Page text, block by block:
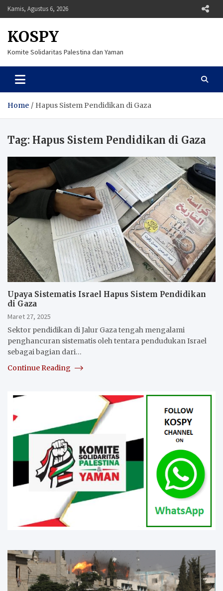
Skip
to
Kamis, Agustus 6, 2026
KOSPY
Komite Solidaritas Palestina dan Yaman
Home Hapus Sistem Pendidikan di Gaza
Tag: Hapus Sistem Pendidikan di Gaza
Upaya Sistematis Israel Hapus Sistem Pendidikan
di Gaza
Maret 27, 2025
Sektor pendidikan di Jalur Gaza tengah mengalami
penghancuran sistematis oleh tentara pendudukan Israel
sebagai bagian dari…
Continue Reading